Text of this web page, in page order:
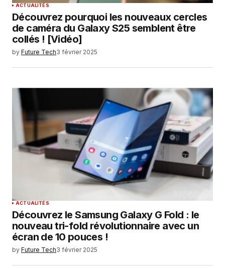
ACTUALITÉS
Découvrez pourquoi les nouveaux cercles
de caméra du Galaxy S25 semblent être
collés ! [Vidéo]
by Future Tech3 février 2025
ACTUALITÉS
Découvrez le Samsung Galaxy G Fold : le
nouveau tri-fold révolutionnaire avec un
écran de 10 pouces !
by Future Tech3 février 2025